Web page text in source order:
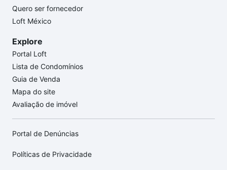
Quero ser fornecedor
Loft México
Explore
Portal Loft
Lista de Condomínios
Guia de Venda
Mapa do site
Avaliação de imóvel
Portal de Denúncias
Políticas de Privacidade